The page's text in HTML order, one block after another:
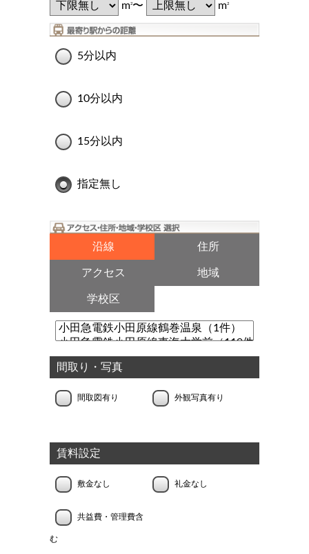
m2〜 m2
5分以内
10分以内
15分以内
指定無し
沿線 住所
アクセス 地域
学校区
間取り・写真
間取図有り 外観写真有り
賃料設定
敷金なし 礼金なし
共益費・管理費含
む